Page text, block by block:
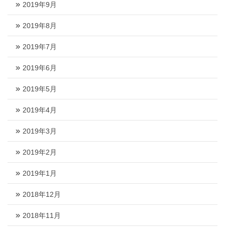
2019年9月
2019年8月
2019年7月
2019年6月
2019年5月
2019年4月
2019年3月
2019年2月
2019年1月
2018年12月
2018年11月